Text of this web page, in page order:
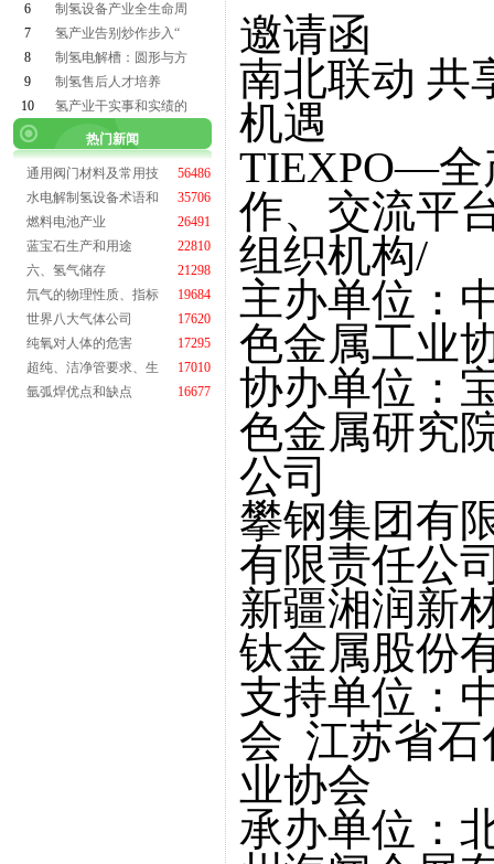
6
制氢设备产业全生命周
7
氢产业告别炒作步入“
8
制氢电解槽：圆形与方
9
制氢售后人才培养
10
氢产业干实事和实绩的
热门新闻
通用阀门材料及常用技
56486
水电解制氢设备术语和
35706
燃料电池产业
26491
蓝宝石生产和用途
22810
六、氢气储存
21298
氘气的物理性质、指标
19684
世界八大气体公司
17620
纯氧对人体的危害
17295
超纯、洁净管要求、生
17010
氩弧焊优点和缺点
16677
邀请函
南北联动 共
机遇
TIEXPO—全
作、交流平
组织机构/
主办单位：
色金属工业
协办单位：
色金属研究
公司
攀钢集团有
有限责任公
新疆湘润新
钛金属股份
支持单位：
会 江苏省
业协会
承办单位：